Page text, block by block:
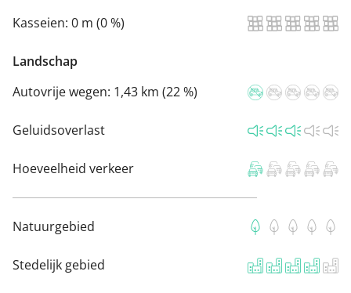
Kasseien: 0 m (0 %)
Landschap
Autovrije wegen: 1,43 km (22 %)
Geluidsoverlast
Hoeveelheid verkeer
Natuurgebied
Stedelijk gebied